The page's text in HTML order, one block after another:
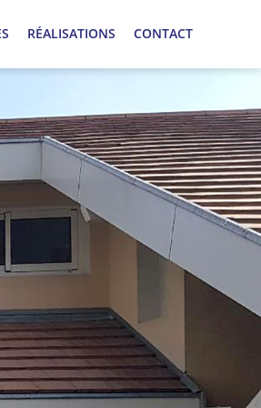
RÉALISATIONS CONTACT